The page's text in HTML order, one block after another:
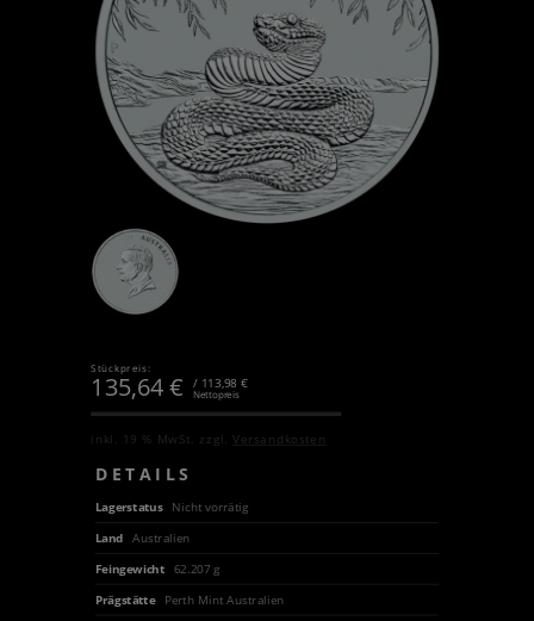
Stückpreis:
135,64€ / 113,98 €
Nettopreis
inkl. 19 % MwSt. zzgl.Versandkosten
DETAILS
Lagerstatus Nicht vorrätig
Land
Australien
Feingewicht
62.207 g
Prägstätte
Perth Mint Australien